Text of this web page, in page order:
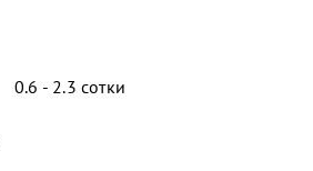
0.6 - 2.3 сотки